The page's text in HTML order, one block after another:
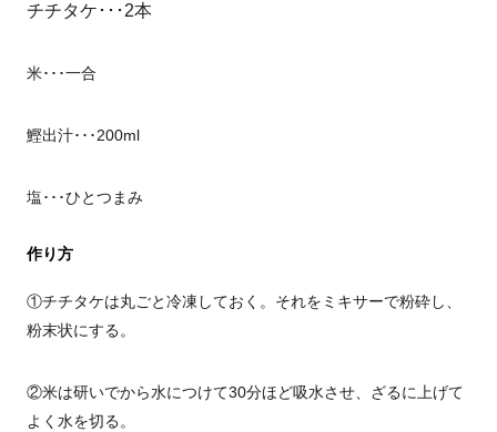
チチタケ･･･ 2本
米･･･一合
鰹出汁･･･200ml
塩･･･ひとつまみ
作り方
①チチタケは丸ごと冷凍しておく。それをミキサーで粉砕し、
粉末状にする。
②米は研いでから水につけて30分ほど吸水させ、ざるに上げて
よく水を切る。